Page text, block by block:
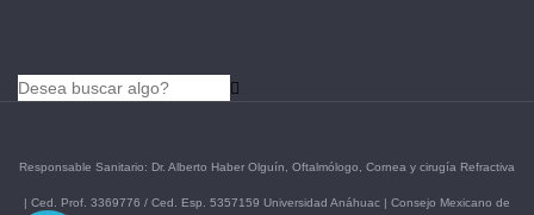
Responsable Sanitario: Dr. Alberto Haber Olguín, Oftalmólogo, Cornea y cirugía Refractiva
| Ced. Prof. 3369776 / Ced. Esp. 5357159 Universidad Anáhuac | Consejo Mexicano de